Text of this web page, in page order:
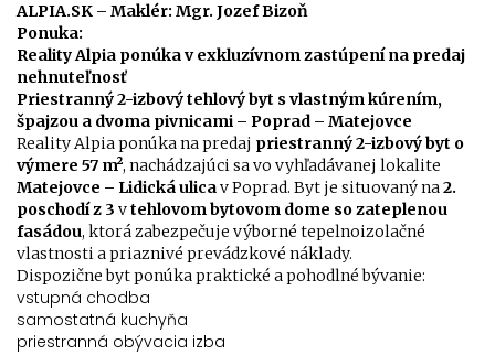
ALPIA.SK – Maklér: Mgr. Jozef Bizoň
Ponuka:
Reality Alpia ponúka v exkluzívnom zastúpení na predaj
nehnuteľnosť
Priestranný 2-izbový tehlový byt s vlastným kúrením,
špajzou a dvoma pivnicami – Poprad – Matejovce
Reality Alpia ponúka na predaj priestranný 2-izbový byt o
výmere 57 m², nachádzajúci sa vo vyhľadávanej lokalite
Matejovce – Lidická ulicav Poprad. Byt je situovaný na2.
poschodí z 3 vtehlovom bytovom dome so zateplenou
fasádou, ktorá zabezpečuje výborné tepelnoizolačné
vlastnosti a priaznivé prevádzkové náklady.
Dispozične byt ponúka praktické a pohodlné bývanie:
vstupná chodba
samostatná kuchyňa
priestranná obývacia izba